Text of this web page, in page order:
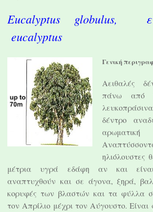
Eucalyptus globulus,
eucalyptus
Γενική
Αειθαλές
πάνω από
δέντρο
ηλιόλουστες
μέτρια υγρά εδάφη αν και
αναπτυχθούν και σε άγονα, ξηρά,
κορυφές των βλαστών και τα φύλλα
τον Απρίλιο μέχρι τον Αύγουστο.